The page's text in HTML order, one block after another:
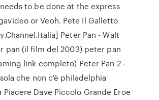
to be done at the express
or Veoh. Pete Il Galletto
Peter Pan - Walt
pan (il film del 2003) peter pan
link completo) Peter Pan 2 -
che non c'è philadelphia
Piacere Dave Piccolo Grande Eroe